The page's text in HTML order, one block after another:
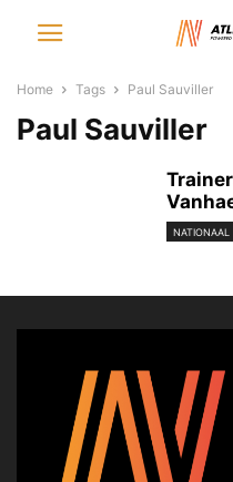
Home Tags Paul Sauviller
Paul Sauviller
NATIONAAL